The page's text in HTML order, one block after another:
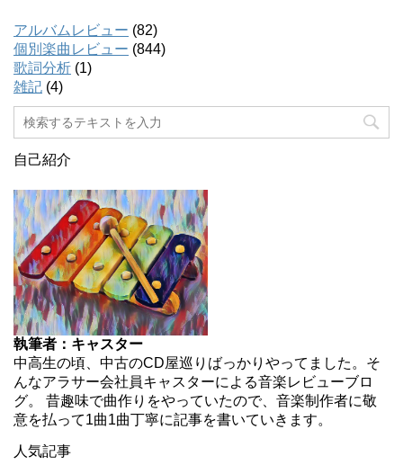
アルバムレビュー (82)
個別楽曲レビュー (844)
歌詞分析 (1)
雑記 (4)
自己紹介
執筆者：キャスター
中高生の頃、中古のCD屋巡りばっかりやってました。そ
んなアラサー会社員キャスターによる音楽レビューブロ
グ。 昔趣味で曲作りをやっていたので、音楽制作者に敬
意を払って1曲1曲丁寧に記事を書いていきます。
人気記事